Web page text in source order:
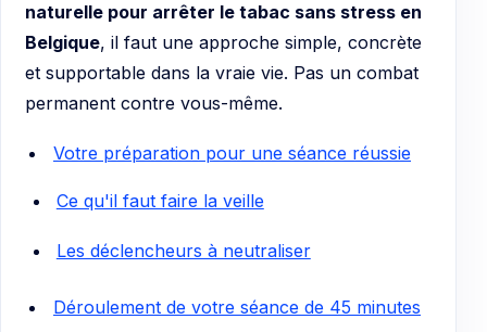
naturelle pour arrêter le tabac sans stress en
Belgique, il faut une approche simple, concrète
et supportable dans la vraie vie. Pas un combat
permanent contre vous-même.
Votre préparation pour une séance réussie
Ce qu'il faut faire la veille
Les déclencheurs à neutraliser
Déroulement de votre séance de 45 minutes